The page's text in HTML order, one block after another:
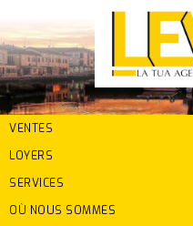
VENTES
LOYERS
SERVICES
OÙ NOUS SOMMES